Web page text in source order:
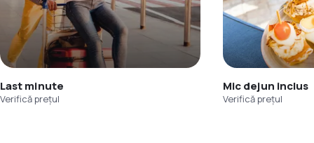
Last minute
Verifică prețul
Mic dejun inclus
Verifică prețul